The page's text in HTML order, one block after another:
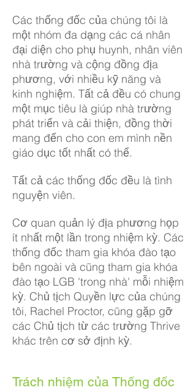
Các thống đốc của chúng tôi là
một nhóm đa dạng các cá nhân
đại diện cho phụ huynh, nhân viên
nhà trường và cộng đồng địa
phương, với nhiều kỹ năng và
kinh nghiệm. Tất cả đều có chung
một mục tiêu là giúp nhà trường
phát triển và cải thiện, đồng thời
mang đến cho con em mình nền
giáo dục tốt nhất có thể.
Tất cả các thống đốc đều là tình
nguyện viên.
Cơ quan quản lý địa phương họp
ít nhất một lần trong nhiệm kỳ. Các
thống đốc tham gia khóa đào tạo
bên ngoài và cũng tham gia khóa
đào tạo LGB 'trong nhà' mỗi nhiệm
kỳ. Chủ tịch Quyền lực của chúng
tôi, Rachel Proctor, cũng gặp gỡ
các Chủ tịch từ các trường Thrive
khác trên cơ sở định kỳ.
Trách nhiệm của Thống đốc